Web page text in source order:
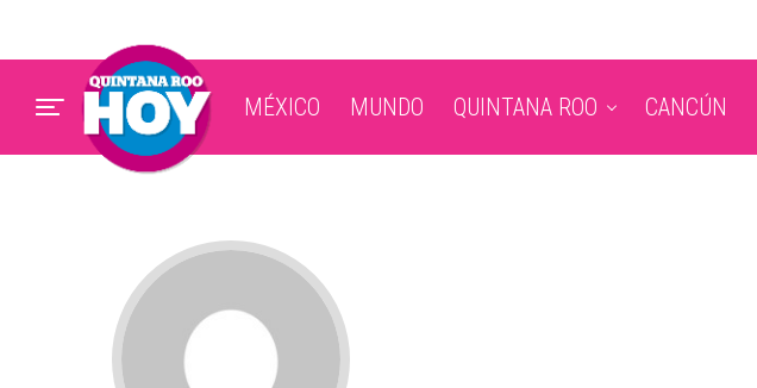
MÉXICO MUNDO QUINTANA ROO CANCÚN